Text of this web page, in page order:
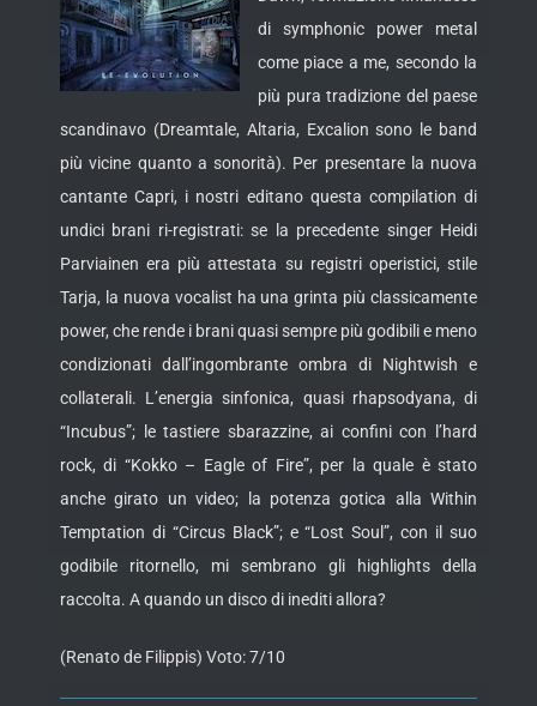
di symphonic power metal
come piace a me, secondo la
più pura tradizione del paese
scandinavo (Dreamtale, Altaria, Excalion sono le band
più vicine quanto a sonorità). Per presentare la nuova
cantante Capri, i nostri editano questa compilation di
undici brani ri-registrati: se la precedente singer Heidi
Parviainen era più attestata su registri operistici, stile
Tarja, la nuova vocalist ha una grinta più classicamente
power, che rende i brani quasi sempre più godibili e meno
condizionati dall’ingombrante ombra di Nightwish e
collaterali. L’energia sinfonica, quasi rhapsodyana, di
“Incubus”; le tastiere sbarazzine, ai confini con l’hard
rock, di “Kokko – Eagle of Fire”, per la quale è stato
anche girato un video; la potenza gotica alla Within
Temptation di “Circus Black”; e “Lost Soul”, con il suo
godibile ritornello, mi sembrano gli highlights della
raccolta. A quando un disco di inediti allora?
(Renato de Filippis) Voto: 7/10